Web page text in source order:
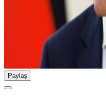
Paylaş